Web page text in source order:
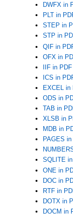
DWFX in
PLT in
STEP in
STP in
QIF in
OFX in
IIF in PDF
ICS in
EXCEL in
ODS in
TAB in
XLSB in
MDB in
PAGES
SQLITE
ONE in
DOC in
RTF in
DOTX in
DOCM in